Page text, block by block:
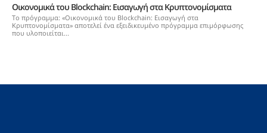
Οικονομικά του Blockchain: Εισαγωγή στα Κρυπτονομίσματα
Το πρόγραμμα: «Οικονομικά του Blockchain: Εισαγωγή στα
Κρυπτονομίσματα» αποτελεί ένα εξειδικευμένο πρόγραμμα επιμόρφωσης
που υλοποιείται...